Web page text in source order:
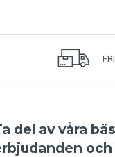
del av våra